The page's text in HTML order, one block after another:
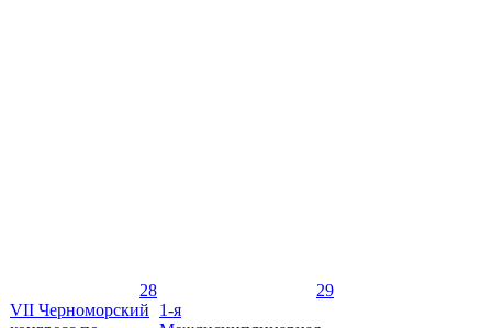
28
VII Черноморский
29
1-я